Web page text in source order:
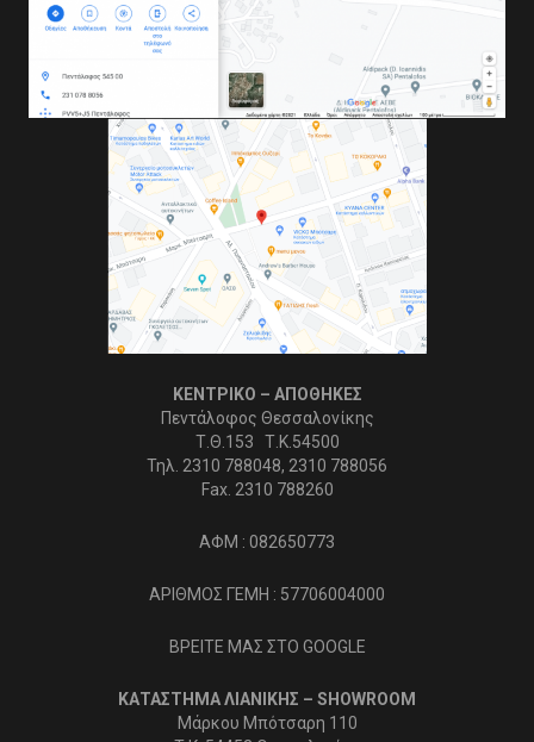
ΚΕΝΤΡΙΚΟ – ΑΠΟΘΗΚΕΣ
Πεντάλοφος Θεσσαλονίκης
Τ.Θ.153 Τ.Κ.54500
Τηλ. 2310 788048, 2310 788056
Fax. 2310 788260
ΑΦΜ : 082650773
ΑΡΙΘΜΟΣ ΓΕΜΗ : 57706004000
ΒΡΕΙΤΕ ΜΑΣ ΣΤΟ GOOGLE
ΚΑΤΑΣΤΗΜΑ ΛΙΑΝΙΚΗΣ – SHOWROOM
Μάρκου Μπότσαρη 110